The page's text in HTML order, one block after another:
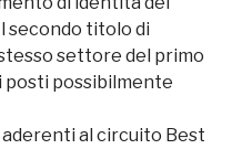
secondo titolo di
settore del primo
posti possibilmente
al circuito Best